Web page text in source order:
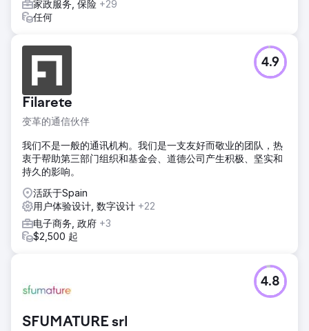
家政服务, 保险 +29
任何
Filarete
变革的通信伙伴
4.9
我们不是一般的通讯机构。我们是一支友好而敬业的团队，热
衷于帮助第三部门组织和基金会、道德公司产生积极、坚实和
持久的影响。
活跃于Spain
用户体验设计, 数字设计 +22
电子商务, 政府 +3
$2,500 起
SFUMATURE srl
4.8